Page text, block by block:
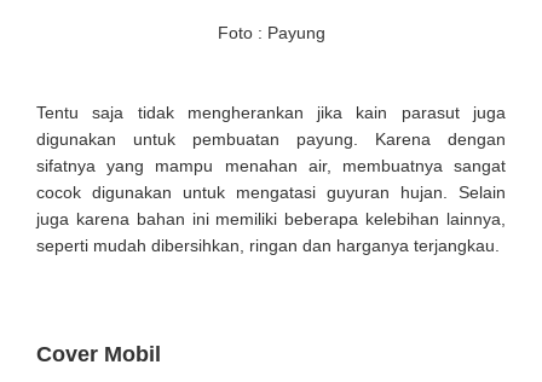
Foto : Payung
Tentu saja tidak mengherankan jika kain parasut juga
digunakan untuk pembuatan payung. Karena dengan
sifatnya yang mampu menahan air, membuatnya sangat
cocok digunakan untuk mengatasi guyuran hujan. Selain
juga karena bahan ini memiliki beberapa kelebihan lainnya,
seperti mudah dibersihkan, ringan dan harganya terjangkau.
Cover Mobil